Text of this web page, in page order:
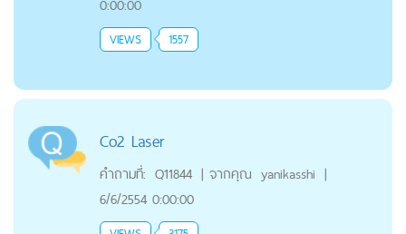
0:00:00
VIEWS 1557
Co2 Laser
คำถามที่: Q11844 | จากคุณ yanikasshi |
6/6/2554 0:00:00